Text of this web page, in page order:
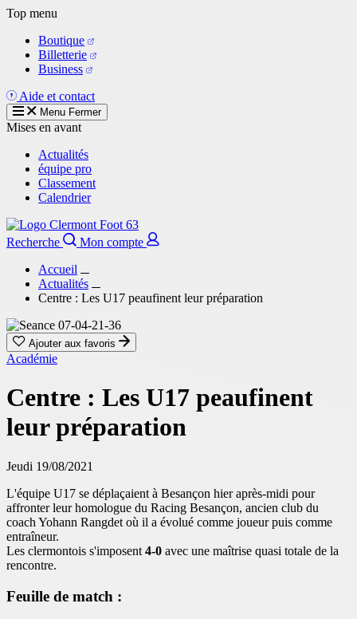
Aller
contenu
principal
Top menu
Boutique
Billetterie
Business
Aide et contact
Menu Fermer
Mises en avant
Actualités
équipe pro
Classement
Calendrier
Recherche
Mon compte
Accueil
Actualités
Centre : Les U17 peaufinent leur préparation
Ajouter aux favoris
Académie
Centre : Les U17 peaufinent
leur préparation
Jeudi 19/08/2021
L'équipe U17 se déplaçaient à Besançon hier après-midi pour
affronter leur homologue du Racing Besançon, ancien club du
coach Yohann Rangdet où il a évolué comme joueur puis comme
entraîneur.
Les clermontois s'imposent 4-0 avec une maîtrise quasi totale de la
rencontre.
Feuille de match :